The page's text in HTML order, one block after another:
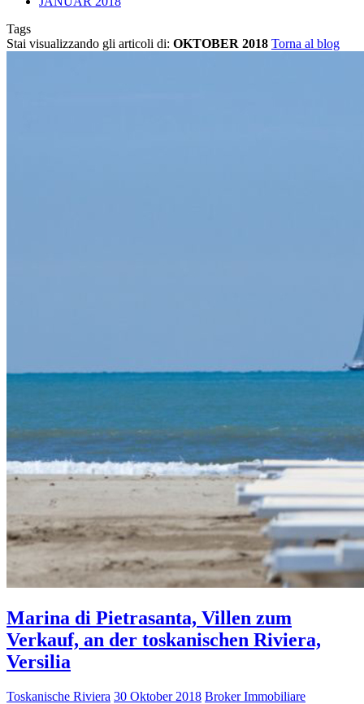
Tags
Stai visualizzando gli articoli di: OKTOBER 2018 Torna al blog
Marina di Pietrasanta, Villen zum
Verkauf, an der toskanischen Riviera,
Versilia
Toskanische Riviera 30 Oktober 2018 Broker Immobiliare